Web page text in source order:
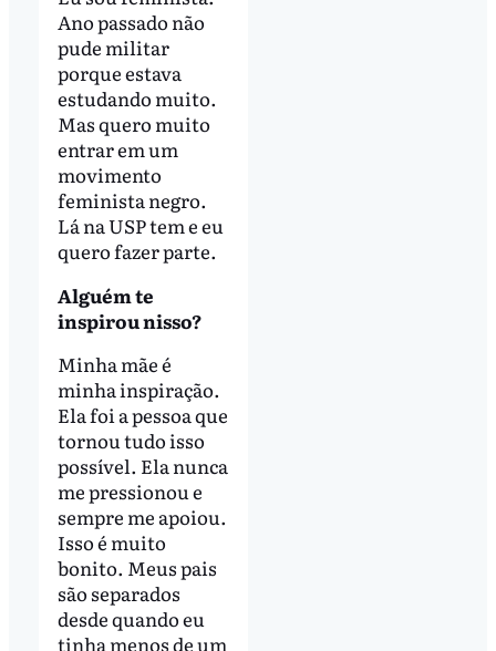
Ano passado não
pude militar
porque estava
estudando muito.
Mas quero muito
entrar em um
movimento
feminista negro.
Lá na USP tem e eu
quero fazer parte.
Alguém te
inspirou nisso?
Minha mãe é
minha inspiração.
Ela foi a pessoa que
tornou tudo isso
possível. Ela nunca
me pressionou e
sempre me apoiou.
Isso é muito
bonito. Meus pais
são separados
desde quando eu
tinha menos de um